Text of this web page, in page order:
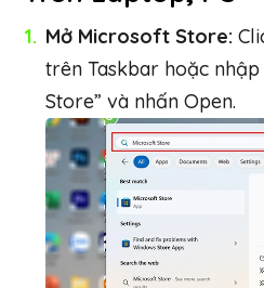
Mở Microsoft Store:
trên Taskbar hoặc
Store” và nhấn Open.